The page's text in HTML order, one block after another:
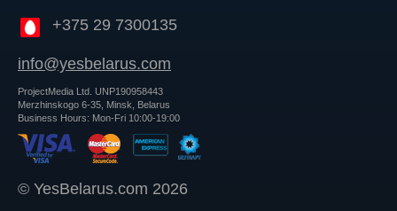
+375 29 7300135
info@yesbelarus.com
ProjectMedia Ltd. UNP190958443
Merzhinskogo 6-35, Minsk, Belarus
Business Hours: Mon-Fri 10:00-19:00
© YesBelarus.com 2026